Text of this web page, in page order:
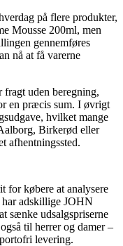
på flere produkter,
Mousse 200ml, men
gennemføres
nå at få varerne
fragt uden beregning,
en præcis sum. I øvrigt
hvilket mange
Birkerød eller
afhentningssted.
for købere at analysere
har adskillige JOHN
sænke udsalgspriserne
til herrer og damer –
levering.